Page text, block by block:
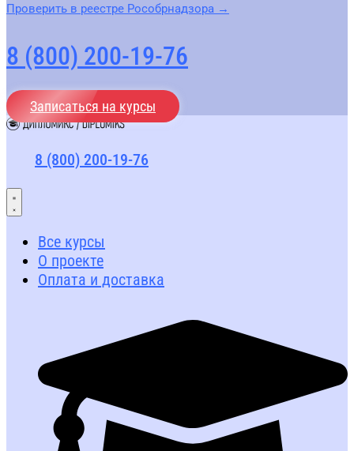
Проверить в реестре Рособрнадзора →
8 (800) 200-19-76
Записаться на курсы
8 (800) 200-19-76
Все курсы
О проекте
Оплата и доставка